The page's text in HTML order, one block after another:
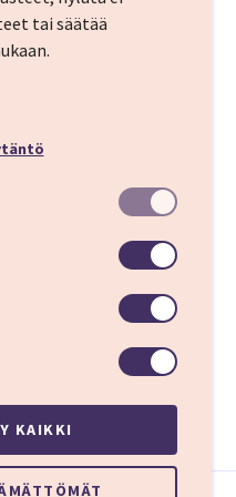
tai säätää
KAIKKI